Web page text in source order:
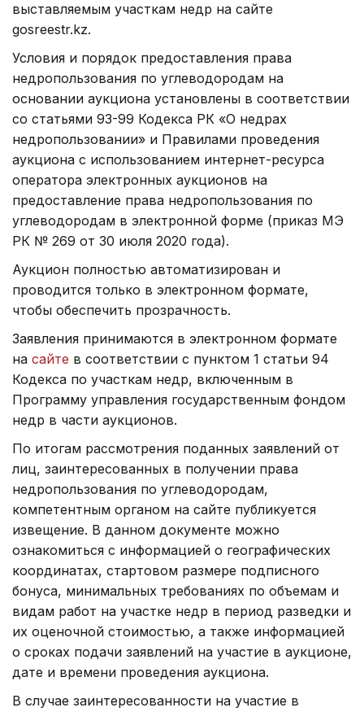
выставляемым участкам недр на сайте
gosreestr.kz.
Условия и порядок предоставления права
недропользования по углеводородам на
основании аукциона установлены в соответствии
со статьями 93-99 Кодекса РК «О недрах
недропользовании» и Правилами проведения
аукциона с использованием интернет-ресурса
оператора электронных аукционов на
предоставление права недропользования по
углеводородам в электронной форме (приказ МЭ
РК № 269 от 30 июля 2020 года).
Аукцион полностью автоматизирован и
проводится только в электронном формате,
чтобы обеспечить прозрачность.
Заявления принимаются в электронном формате
на сайте в соответствии с пунктом 1 статьи 94
Кодекса по участкам недр, включенным в
Программу управления государственным фондом
недр в части аукционов.
По итогам рассмотрения поданных заявлений от
лиц, заинтересованных в получении права
недропользования по углеводородам,
компетентным органом на сайте публикуется
извещение. В данном документе можно
ознакомиться с информацией о географических
координатах, стартовом размере подписного
бонуса, минимальных требованиях по объемам и
видам работ на участке недр в период разведки и
их оценочной стоимостью, а также информацией
о сроках подачи заявлений на участие в аукционе,
дате и времени проведения аукциона.
В случае заинтересованности на участие в